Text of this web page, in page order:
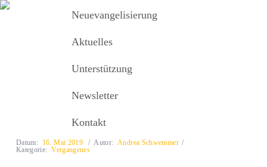
Neuevangelisierung
Aktuelles
Unterstützung
Newsletter
Kontakt
Neuevangelisierung
Betertreffen 2019
Betertreffen 2019
Datum: 16. Mai 2019 Autor:Andrea Schwemmer
Kategorie:Vergangenes